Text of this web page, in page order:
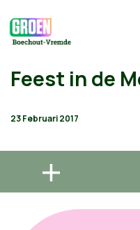
Feest in de
23 Februari 2017